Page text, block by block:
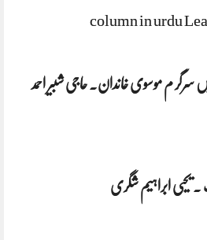
column in urdu
م موسوی خاندان. حاجی شبیر احمد
ابراہیم شگری